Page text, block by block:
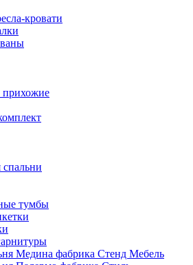
кровати
спальни
тумбы
Медина фабрика Стенд Мебель